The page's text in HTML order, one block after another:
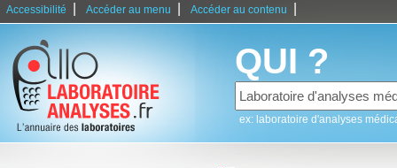
Accessibilité Accéder au menu Accéder au contenu
QUI ?
ex: laboratoire d'analyses